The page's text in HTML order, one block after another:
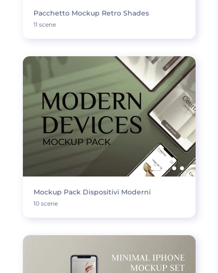
Pacchetto Mockup Retro Shades
11 scene
Mockup Pack Dispositivi Moderni
10 scene